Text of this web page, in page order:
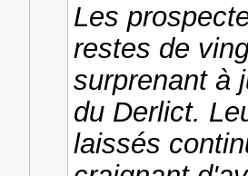
Les
restes de
surprenant à
du Derlict.
laissés